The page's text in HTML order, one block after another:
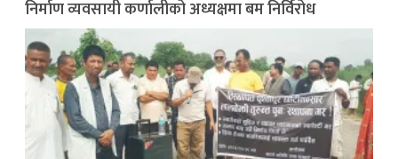
निर्माण व्यवसायी कर्णालीको अध्यक्षमा बम निर्विरोध